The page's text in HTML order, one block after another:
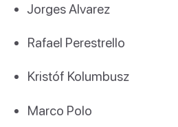
Jorges Alvarez
Rafael Perestrello
Kristóf Kolumbusz
Marco Polo